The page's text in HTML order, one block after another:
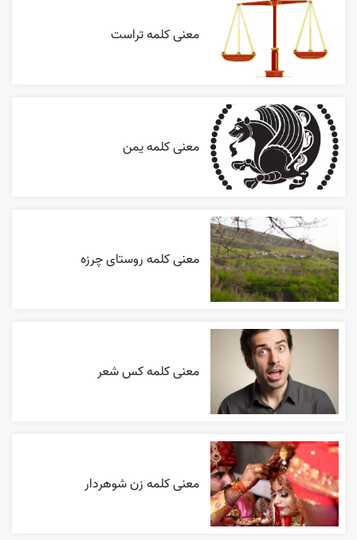
معنی کلمه تراست
معنی کلمه یمن
معنی کلمه روستای چرزه
معنی کلمه کس شعر
معنی کلمه زن شوهردار